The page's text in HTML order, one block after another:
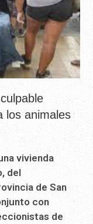
los animales
vivienda
del
de San
con
de